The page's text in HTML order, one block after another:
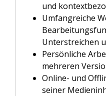
und
Umfangreiche
Unterstreichen
Persönliche
mehreren
Online- und
seiner